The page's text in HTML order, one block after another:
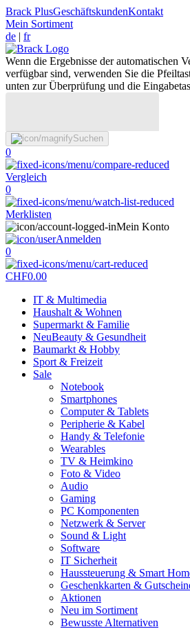
Brack PlusGeschäftskundenKontakt
Mein Sortiment
de | fr
Wenn die Ergebnisse der automatischen
verfügbar sind, verwenden Sie die
unten zur Überprüfung und die
Suchen
0
Vergleich
0
Merklisten
Mein Konto
Anmelden
0
CHF0.00
IT & Multimedia
Haushalt & Wohnen
Supermarkt & Familie
NeuBeauty & Gesundheit
Baumarkt & Hobby
Sport & Freizeit
Sale
Notebook
Smartphones
Computer & Tablets
Peripherie & Kabel
Handy & Telefonie
Wearables
TV & Heimkino
Foto & Video
Audio
Gaming
PC Komponenten
Netzwerk & Server
Sound & Light
Software
IT Sicherheit
Haussteuerung & Smart
Geschenkkarten &
Aktionen
Neu im Sortiment
Bewusste Alternativen